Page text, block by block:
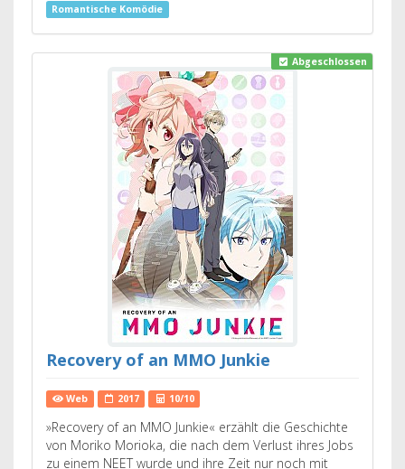
Romantische Komödie
Abgeschlossen
Recovery of an MMO Junkie
Web 2017 10/10
»Recovery of an MMO Junkie« erzählt die Geschichte
von Moriko Morioka, die nach dem Verlust ihres Jobs
zu einem NEET wurde und ihre Zeit nur noch mit